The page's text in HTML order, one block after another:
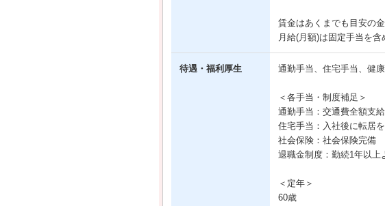
賃金はあくまでも目安の
月給(月額)は固定手当を含
待遇・福利厚生 通勤手当、住宅手当、健
＜各手当・制度補足＞
通勤手当：交通費全額支給
住宅手当：入社後に転居
社会保険：社会保険完備
退職金制度：勤続1年以上
＜定年＞
60歳